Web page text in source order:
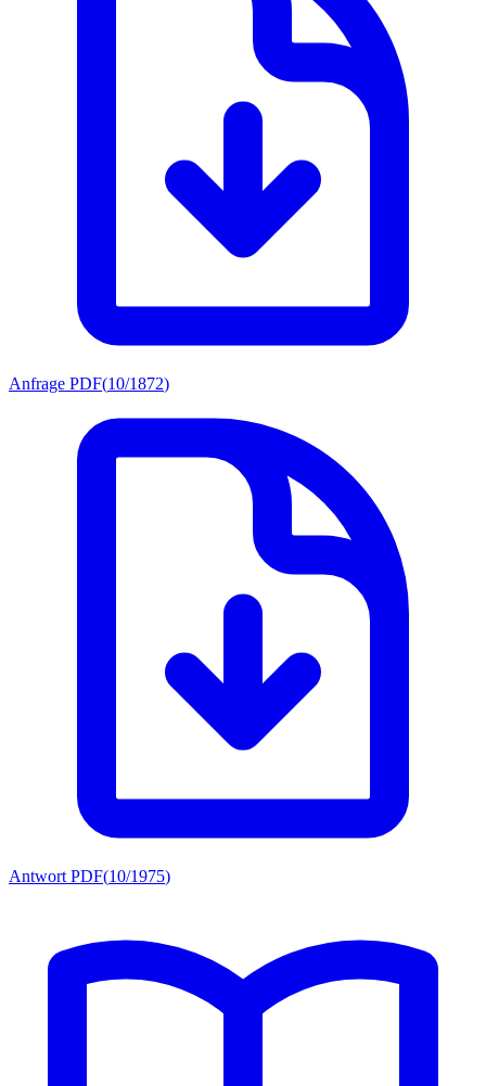
Anfrage PDF(10/1872)
Antwort PDF(10/1975)